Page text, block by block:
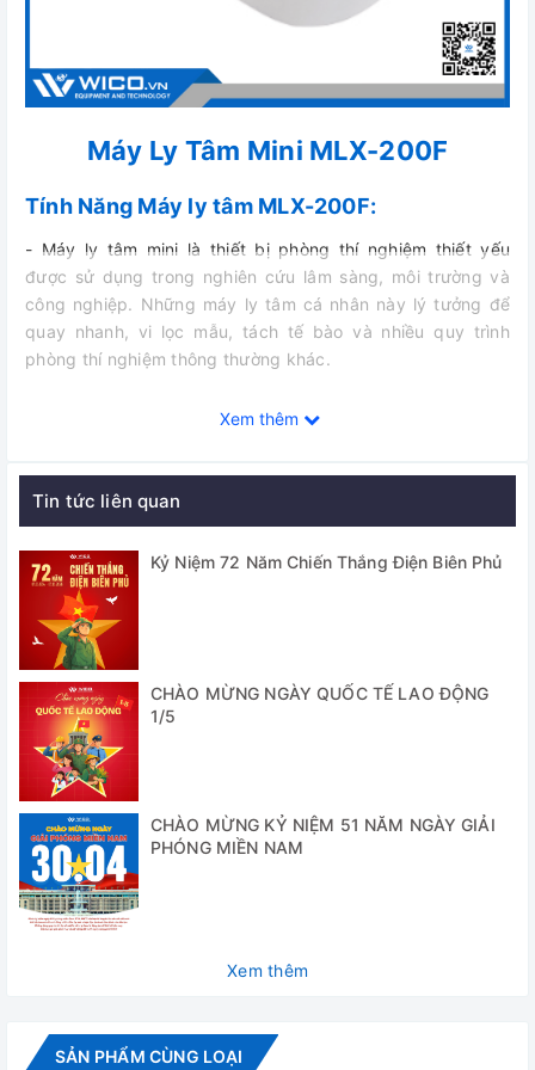
Máy Ly Tâm Mini MLX-200F
Tính Năng Máy ly tâm MLX-200F:
- Máy ly tâm mini là thiết bị phòng thí nghiệm thiết yếu
được sử dụng trong nghiên cứu lâm sàng, môi trường và
công nghiệp. Những máy ly tâm cá nhân này lý tưởng để
quay nhanh, vi lọc mẫu, tách tế bào và nhiều quy trình
phòng thí nghiệm thông thường khác.
(hẹn giờ, điều khiển cảm ứng và liên tục). Vòng LED của nó
- Máy thiết kế nhỏ gọn, hoạt động mạnh mẽ và hiệu quả
cao
- Phù hợp với nhiều loại ống với các phụ kiện đi kèm
- Tốc độ kép có thể chuyển đổi: 6000 ~ 9200 vòng / phút
- Phù hợp với nhiều loại ống với các phụ kiện đi kèm
- Cơ chế khóa tự động để vận hành an toàn
Thông số kỹ thuật
Model MLX-200F
Dải tốc độ
0.2ml
Xem thêm
Tin tức liên quan
Kỷ Niệm 72 Năm Chiến Thắng Điện Biên Phủ
CHÀO MỪNG NGÀY QUỐC TẾ LAO ĐỘNG
1/5
CHÀO MỪNG KỶ NIỆM 51 NĂM NGÀY GIẢI
PHÓNG MIỀN NAM
Xem thêm
SẢN PHẨM CÙNG LOẠI